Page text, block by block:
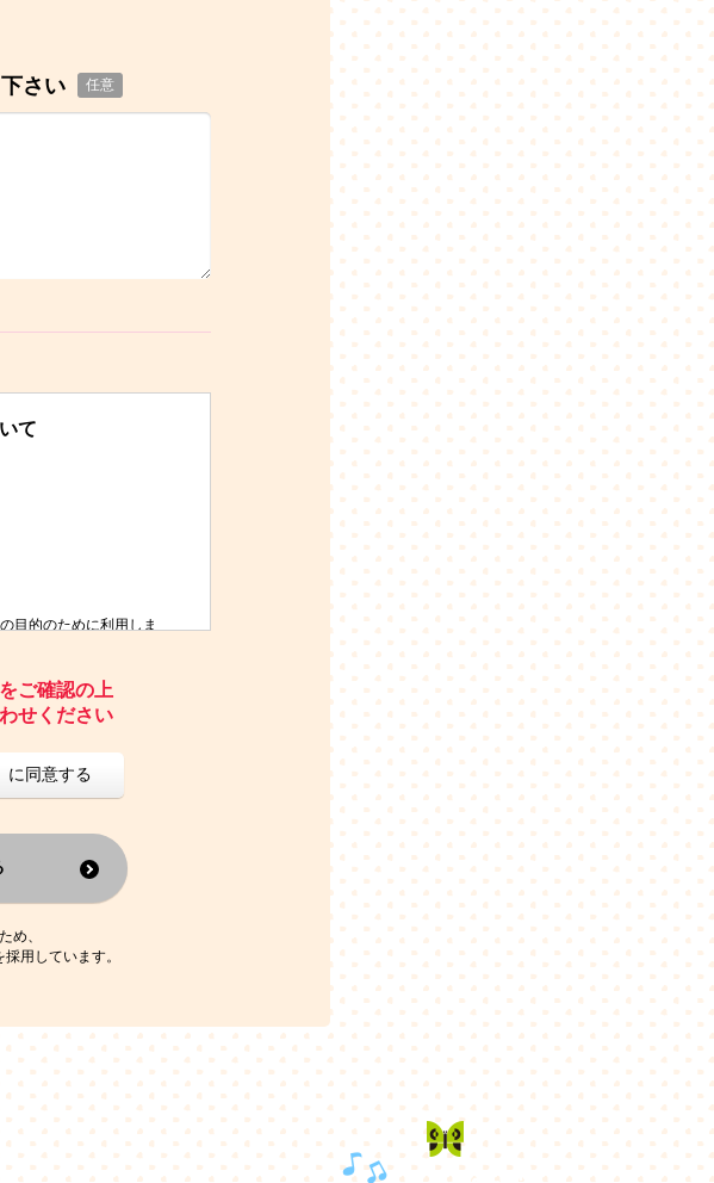
さい 任意
て
目的のために利用しま
）、新規開講教室等を
ータに不可逆変換した
と
行いません。また、こ
せん。
者が保有する個人情報
上で第三者広告配信事
いて広告を配信するこ
人情報を第三者に提供
要がある場合であって、
ご確認の上
せください
に同意する
め、
用しています。